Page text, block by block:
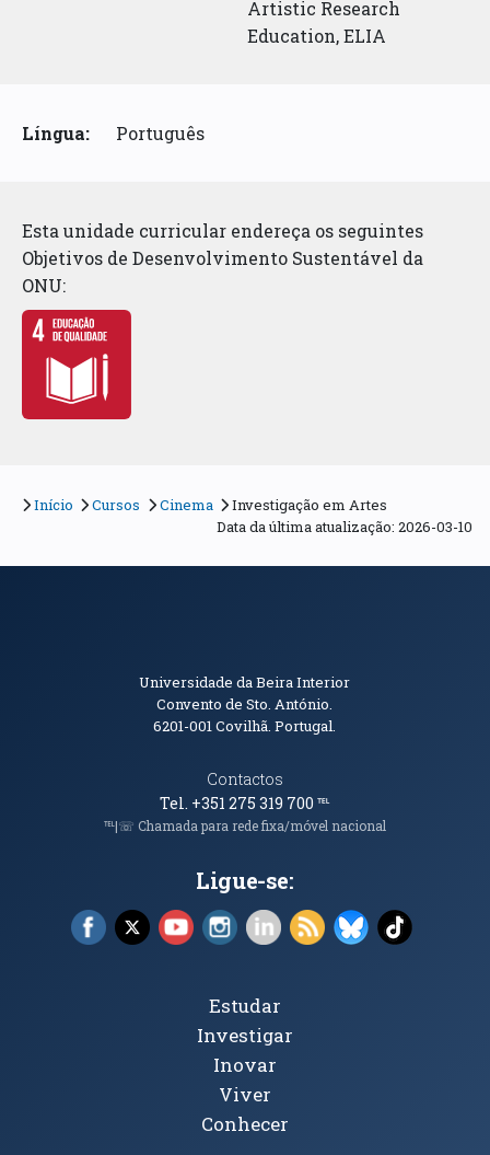
Artistic Research
Education, ELIA
Língua: Português
Esta unidade curricular endereça os seguintes
Objetivos de Desenvolvimento Sustentável da
ONU:
Início Cursos Cinema
Investigação em Artes
Data da última atualização: 2026-03-10
Informações de Contacto
Universidade da Beira Interior
Convento de Sto. António.
6201-001Covilhã. Portugal.
Contactos
Tel. +351 275 319 700℡
℡|☏ Chamada para rede fixa/móvel nacional
Ligue-se:
Facebook (abre em nova janela)
X (abre em nova janela)
YouTube (abre em nova janela)
Instagram (abre em nova janela)
LinkedIn (abre em nova
RSS (abre em nova
Bluesky (abre
TikTok
Tópicos Principais
Estudar
Investigar
Inovar
Viver
Conhecer